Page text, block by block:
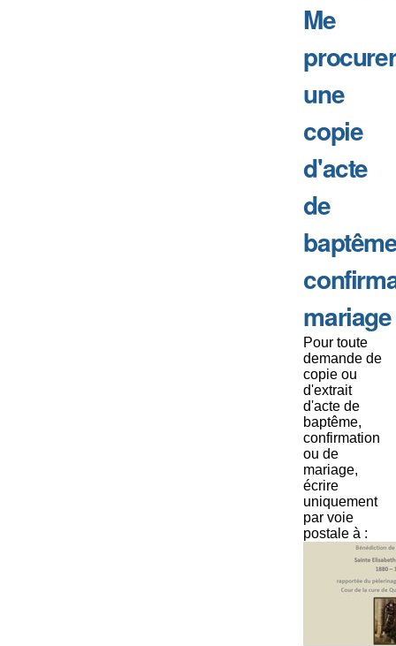
Me
procurer
une
copie
d'acte
de
mariage
Pour toute
demande de
copie ou
d'extrait
d'acte de
baptême,
confirmation
ou de
mariage,
écrire
uniquement
par voie
postale à :